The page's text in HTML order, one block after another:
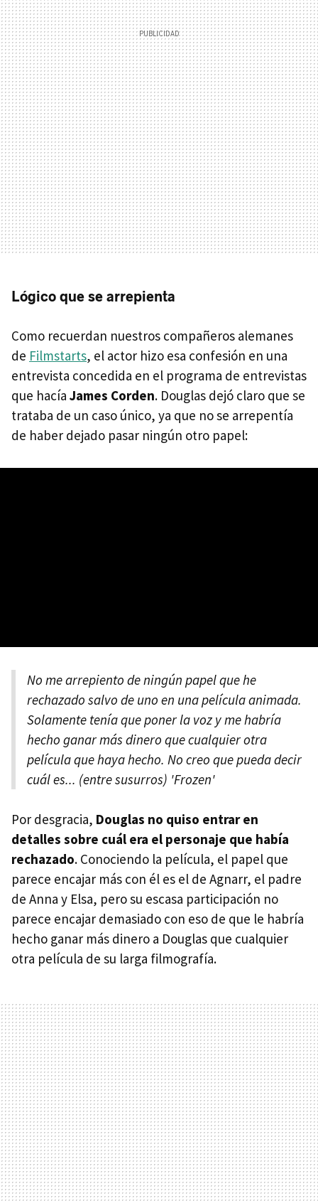
Lógico que se arrepienta
Como recuerdan nuestros compañeros alemanes
de Filmstarts, el actor hizo esa confesión en una
entrevista concedida en el programa de entrevistas
que hacía James Corden. Douglas dejó claro que se
trataba de un caso único, ya que no se arrepentía
de haber dejado pasar ningún otro papel:
No me arrepiento de ningún papel que he
rechazado salvo de uno en una película animada.
Solamente tenía que poner la voz y me habría
hecho ganar más dinero que cualquier otra
película que haya hecho. No creo que pueda decir
cuál es... (entre susurros) 'Frozen'
Por desgracia, Douglas no quiso entrar en
detalles sobre cuál era el personaje que había
rechazado. Conociendo la película, el papel que
parece encajar más con él es el de Agnarr, el padre
de Anna y Elsa, pero su escasa participación no
parece encajar demasiado con eso de que le habría
hecho ganar más dinero a Douglas que cualquier
otra película de su larga filmografía.